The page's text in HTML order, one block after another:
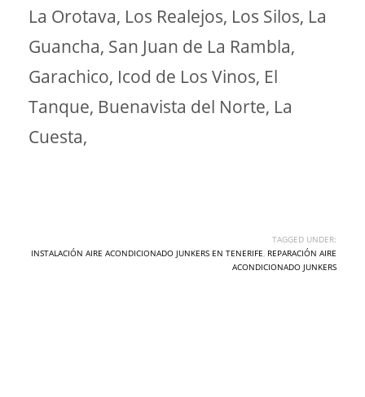
La Orotava, Los Realejos, Los Silos, La
Guancha, San Juan de La Rambla,
Garachico, Icod de Los Vinos, El
Tanque, Buenavista del Norte, La
Cuesta,
TAGGED UNDER:
INSTALACIÓN AIRE ACONDICIONADO JUNKERS EN TENERIFE, REPARACIÓN AIRE
ACONDICIONADO JUNKERS